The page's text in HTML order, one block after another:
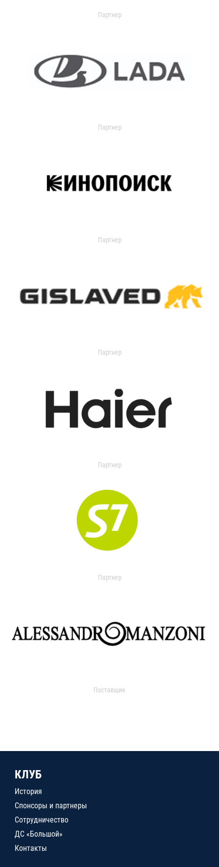
Партнер
Партнер
Партнер
Партнер
Партнер
Партнер
Поставщик
КЛУБ
История
Спонсоры и партнеры
Сотрудничество
ДС «Большой»
Контакты